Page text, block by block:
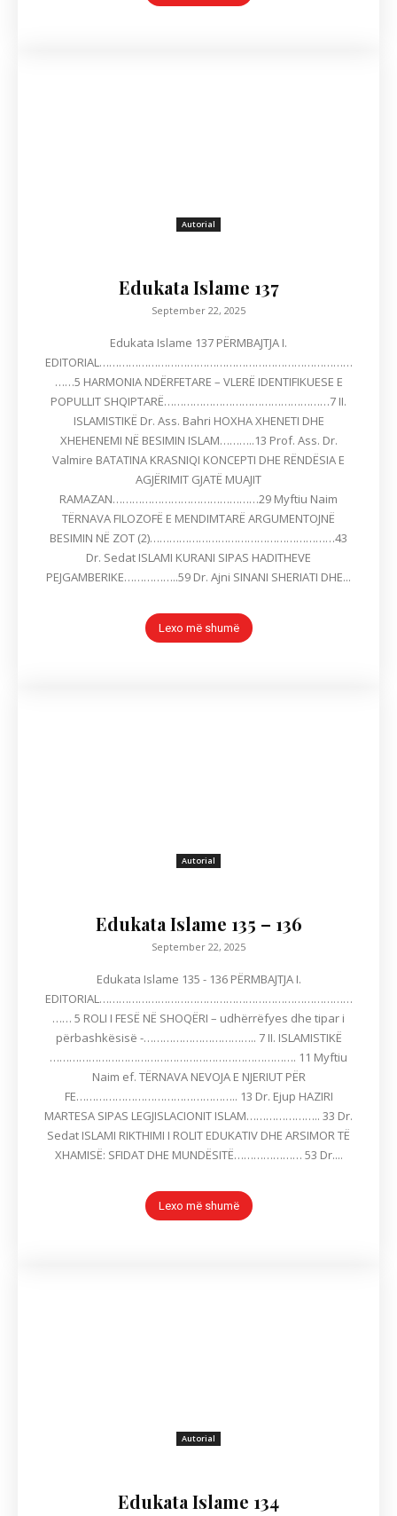
Autorial
Edukata Islame 137
September 22, 2025
Edukata Islame 137 PËRMBAJTJA I.
EDITORIAL……………………………………………………………………
……5 HARMONIA NDËRFETARE – VLERË IDENTIFIKUESE E
POPULLIT SHQIPTARË……………………………………………7 II.
ISLAMISTIKË Dr. Ass. Bahri HOXHA XHENETI DHE
XHEHENEMI NË BESIMIN ISLAM………..13 Prof. Ass. Dr.
Valmire BATATINA KRASNIQI KONCEPTI DHE RËNDËSIA E
AGJËRIMIT GJATË MUAJIT
RAMAZAN………………………………………29 Myftiu Naim
TËRNAVA FILOZOFË E MENDIMTARË ARGUMENTOJNË
BESIMIN NË ZOT (2)…………………………………………………43
Dr. Sedat ISLAMI KURANI SIPAS HADITHEVE
PEJGAMBERIKE……………..59 Dr. Ajni SINANI SHERIATI DHE...
Lexo më shumë
Autorial
Edukata Islame 135 – 136
September 22, 2025
Edukata Islame 135 - 136 PËRMBAJTJA I.
EDITORIAL……………………………………………………………………
…… 5 ROLI I FESË NË SHOQËRI – udhërrëfyes dhe tipar i
përbashkësisë -…………………………….. 7 II. ISLAMISTIKË
…………………………………………………………………. 11 Myftiu
Naim ef. TËRNAVA NEVOJA E NJERIUT PËR
FE………………………………………….. 13 Dr. Ejup HAZIRI
MARTESA SIPAS LEGJISLACIONIT ISLAM………………….. 33 Dr.
Sedat ISLAMI RIKTHIMI I ROLIT EDUKATIV DHE ARSIMOR TË
XHAMISË: SFIDAT DHE MUNDËSITË………………… 53 Dr....
Lexo më shumë
Autorial
Edukata Islame 134